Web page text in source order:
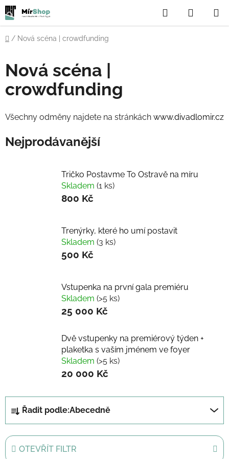
Přejít
na
obsah
Hledat
KOŠÍK
Domů
/ Nová scéna | crowdfunding
Nová scéna |
crowdfunding
Všechny odměny najdete na stránkách www.divadlomir.cz
Nejprodávanější
Tričko Postavme To Ostravě na míru
Skladem (1 ks)
800 Kč
Trenýrky, které ho umí postavit
Skladem (3 ks)
500 Kč
Vstupenka na první gala premiéru
Skladem (>5 ks)
25 000 Kč
Dvě vstupenky na premiérový týden +
plaketka s vaším jménem ve foyer
Skladem (>5 ks)
20 000 Kč
a
z
e
n
Řadit podle:Abecedně
OTEVŘÍT FILTR